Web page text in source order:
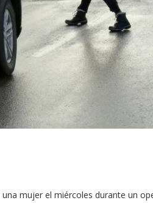
mujer el miércoles durante un